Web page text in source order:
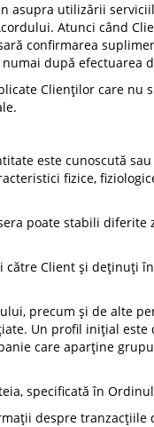
asupra utilizării
Atunci când
confirmarea
după efectuarea
Clienților care nu
este cunoscută
fizice,
poate stabili
Client și deținuți
precum și de alte
Un profil inițial este
care aparține
specificată în
despre